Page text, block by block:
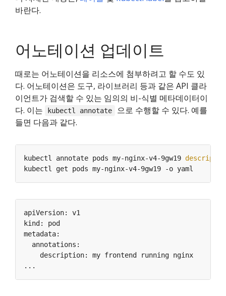
바란다.
어노테이션 업데이트
때로는 어노테이션을 리소스에 첨부하려고 할 수도 있
다. 어노테이션은 도구, 라이브러리 등과 같은 API 클라
이언트가 검색할 수 있는 임의의 비-식별 메타데이터이
다. 이는
kubectl annotate
으로 수행할 수 있다. 예를
들면 다음과 같다.
kubectl annotate pods my-nginx-v4-9gw19